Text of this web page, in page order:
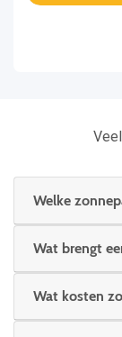
Welke
Wat brengt
Wat kosten